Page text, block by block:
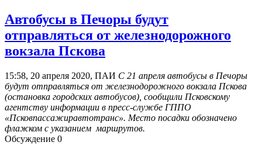
Автобусы в Печоры будут
отправляться от железнодорожного
вокзала Пскова
15:58, 20 апреля 2020, ПАИ С 21 апреля автобусы в Печоры
будут отправляться от железнодорожного вокзала Пскова
(остановка городских автобусов), сообщили Псковскому
агентству информации в пресс-службе ГППО
«Псковпассажиравтотранс». Место посадки обозначено
флажком с указанием маршрутов.
Обсуждение 0